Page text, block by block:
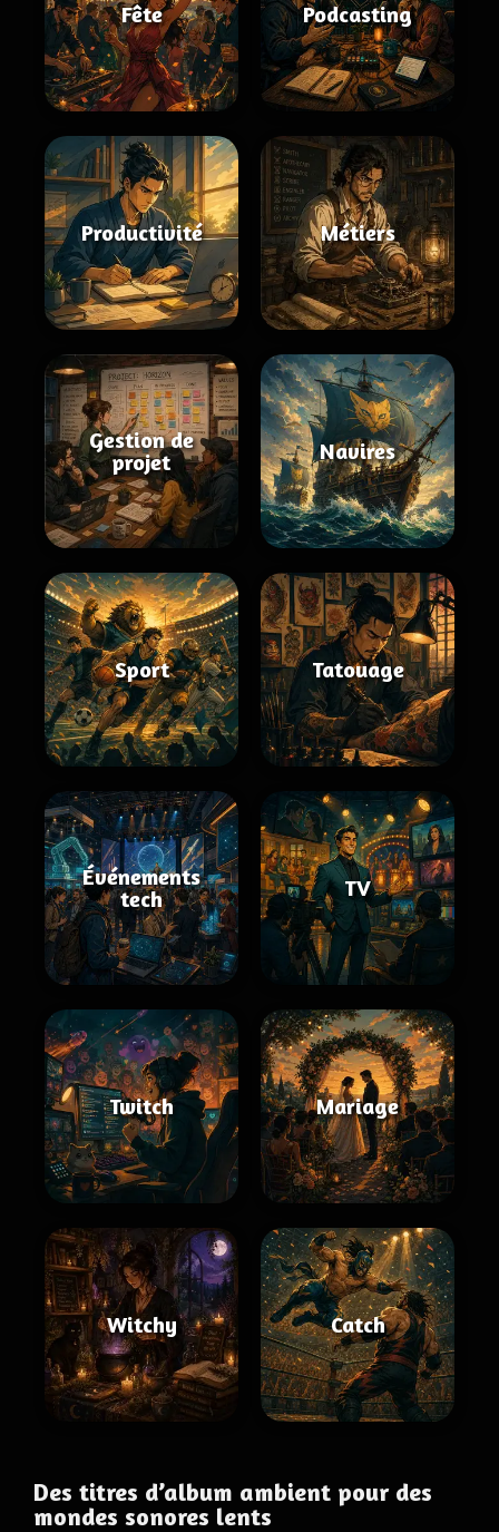
Fête Podcasting
Productivité Métiers
Gestion de
projet
Navires
Sport Tatouage
Événements
tech
TV
Twitch Mariage
Witchy Catch
Des titres d’album ambient pour des
mondes sonores lents